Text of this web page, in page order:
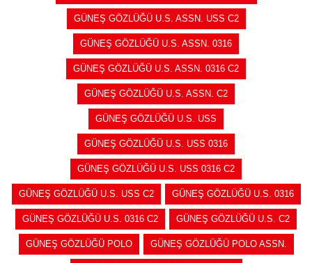
GÜNEŞ GÖZLÜĞÜ U.S. ASSN. USS C2
GÜNEŞ GÖZLÜĞÜ U.S. ASSN. 0316
GÜNEŞ GÖZLÜĞÜ U.S. ASSN. 0316 C2
GÜNEŞ GÖZLÜĞÜ U.S. ASSN. C2
GÜNEŞ GÖZLÜĞÜ U.S. USS
GÜNEŞ GÖZLÜĞÜ U.S. USS 0316
GÜNEŞ GÖZLÜĞÜ U.S. USS 0316 C2
GÜNEŞ GÖZLÜĞÜ U.S. USS C2 GÜNEŞ GÖZLÜĞÜ U.S. 0316
GÜNEŞ GÖZLÜĞÜ U.S. 0316 C2 GÜNEŞ GÖZLÜĞÜ U.S. C2
GÜNEŞ GÖZLÜĞÜ POLO GÜNEŞ GÖZLÜĞÜ POLO ASSN.